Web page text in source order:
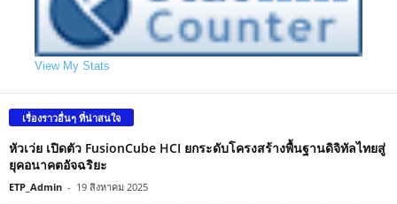
View My Stats
เรื่องราวอื่นๆ ที่น่าสนใจ
หัวเว่ย เปิดตัว FusionCube HCI ยกระดับโครงสร้างพื้นฐานดิจิทัลไทยสู่
ยุคอนาคตอัจฉริยะ
ETP_Admin - 19 สิงหาคม 2025